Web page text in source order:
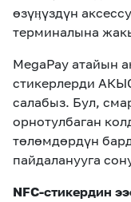
өзүӊүздүн
терминалына
MegaPay атайын
стикерлерди
салабыз. Бул,
орнотулбаган
төлөмдөрдүн
пайдаланууга
NFC-стикердин